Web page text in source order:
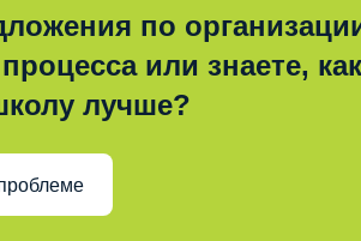
по
или знаете, как
лучше?